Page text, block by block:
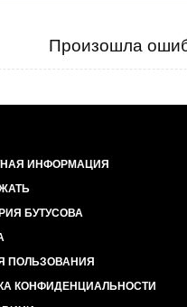
Произошла
ИНФОРМАЦИЯ
БУТУСОВА
ПОЛЬЗОВАНИЯ
КОНФИДЕНЦИАЛЬНОСТИ